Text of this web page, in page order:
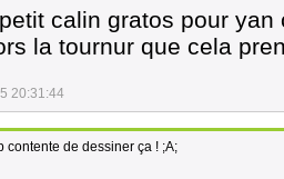
calin gratos pour
la tournur que cela
20:31:44
contente de dessiner ça ! ;A;